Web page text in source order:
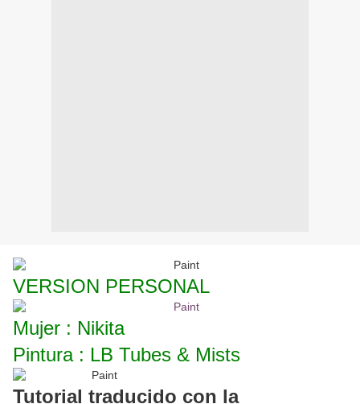
VERSION PERSONAL
Mujer : Nikita
Pintura : LB Tubes & Mists
Tutorial traducido con la